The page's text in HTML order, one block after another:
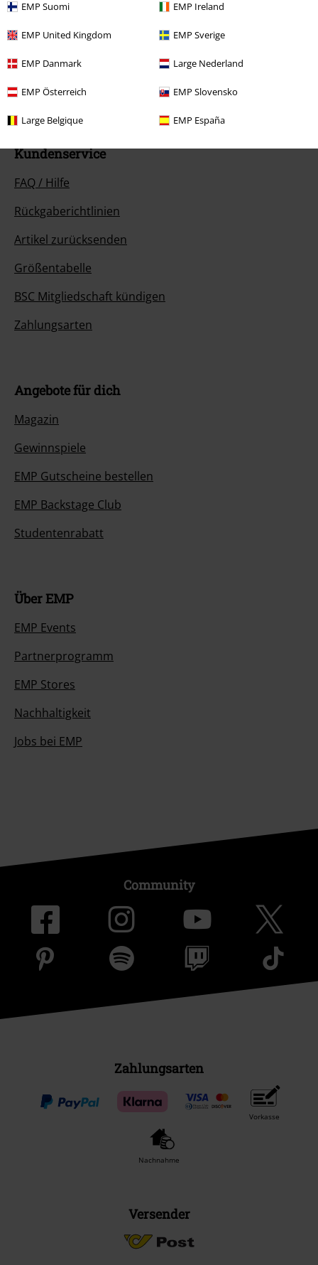
EMP Suomi EMP Ireland
EMP United Kingdom EMP Sverige
EMP Danmark Large Nederland
EMP Österreich EMP Slovensko
Large Belgique EMP España
Unser Kundenservice ist für dich da
18:00 Uhr.Mehr Infos
Chat starten
Kundenservice
FAQ / Hilfe
Rückgaberichtlinien
Artikel zurücksenden
Größentabelle
BSC Mitgliedschaft kündigen
Zahlungsarten
Angebote für dich
Magazin
Gewinnspiele
EMP Gutscheine bestellen
EMP Backstage Club
Studentenrabatt
Über EMP
EMP Events
Partnerprogramm
EMP Stores
Nachhaltigkeit
Jobs bei EMP
Community
Zahlungsarten
Vorkasse
Nachnahme
Versender